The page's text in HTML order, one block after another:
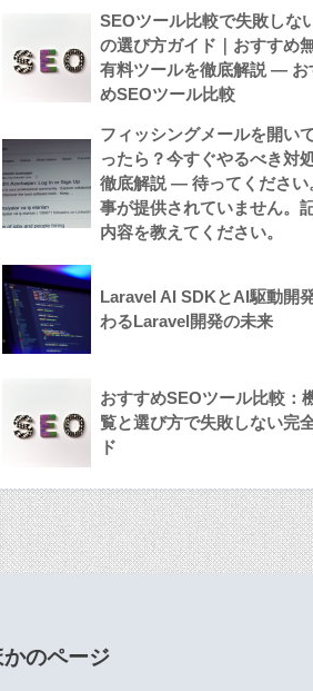
SEOツール比較で失敗しな
の選び方ガイド｜おすすめ
有料ツールを徹底解説 — お
めSEOツール比較
フィッシングメールを開い
ったら？今すぐやるべき対
徹底解説 — 待ってください
事が提供されていません。
内容を教えてください。
Laravel AI SDKとAI駆動開
わるLaravel開発の未来
おすすめSEOツール比較：
覧と選び方で失敗しない完
ド
かのページ